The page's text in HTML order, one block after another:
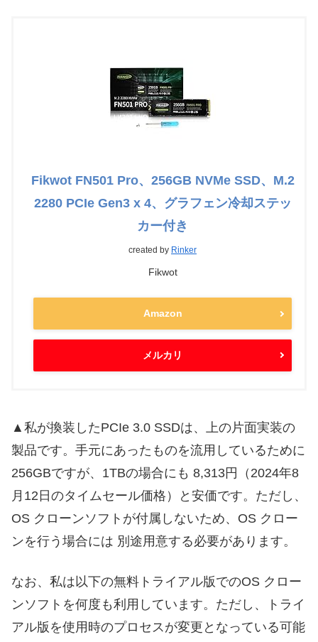
Fikwot FN501 Pro、256GB NVMe SSD、M.2
2280 PCIe Gen3 x 4、グラフェン冷却ステッ
カー付き
created by Rinker
Fikwot
Amazon
メルカリ
▲私が換装したPCIe 3.0 SSDは、上の片面実装の
製品です。手元にあったものを流用しているために
256GBですが、1TBの場合にも 8,313円（2024年8
月12日のタイムセール価格）と安価です。ただし、
OS クローンソフトが付属しないため、OS クロー
ンを行う場合には 別途用意する必要があります。
なお、私は以下の無料トライアル版でのOS クロー
ンソフトを何度も利用しています。ただし、トライ
アル版を使用時のプロセスが変更となっている可能